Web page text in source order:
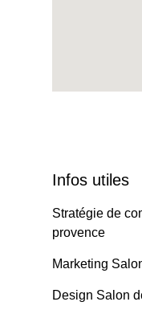
Infos utiles
Stratégie de
provence
Marketing
Design Salon